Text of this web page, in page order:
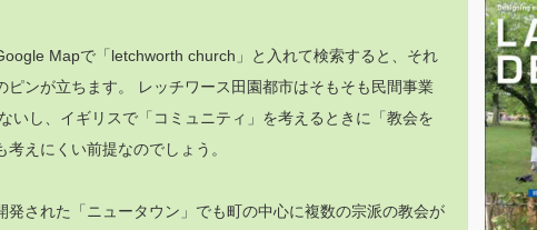
Mapで「letchworth church」と入れて検索すると、それ
ピンが立ちます。 レッチワース田園都市はそもそも民間事業
いし、イギリスで「コミュニティ」を考えるときに「教会を
えにくい前提なのでしょう。
発された「ニュータウン」でも町の中心に複数の宗派の教会が